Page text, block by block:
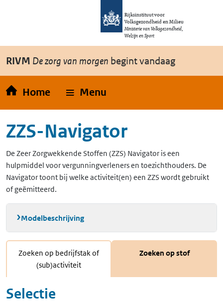
Overslaan en naar de inhoud gaan
Rijksinstituut voor
Volksgezondheid en Milieu
Ministerie van Volksgezondheid,
Welzijn en Sport
RIVM De zorg van morgen begint vandaag
Home Menu
ZZS-Navigator
De Zeer Zorgwekkende Stoffen (ZZS) Navigator is een
hulpmiddel voor vergunningverleners en toezichthouders. De
Navigator toont bij welke activiteit(en) een ZZS wordt gebruikt
of geëmitteerd.
Modelbeschrijving
Zoeken op bedrijfstak of
(sub)activiteit
Zoeken op stof
Selectie